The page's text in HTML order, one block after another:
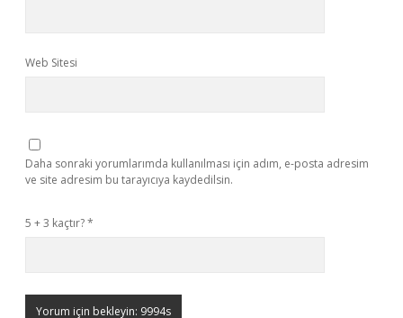
Web Sitesi
Daha sonraki yorumlarımda kullanılması için adım, e-posta adresim
ve site adresim bu tarayıcıya kaydedilsin.
5 + 3 kaçtır?*